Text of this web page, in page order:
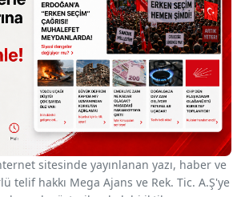
sitesinde yayınlanan yazı, haber ve
telif hakkı Mega Ajans ve Rek. Tic. A.Ş'ye